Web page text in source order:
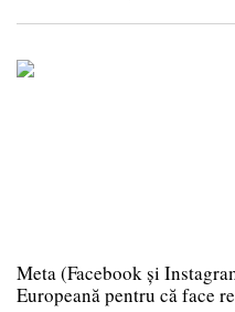
Meta (Facebook și
Europeană pentru că face